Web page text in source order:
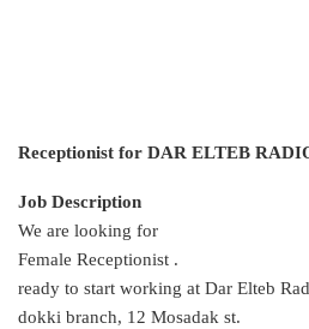
Receptionist for DAR ELTEB
Job Description
We are looking for
Female Receptionist .
ready to start working at Dar Elteb
dokki branch, 12 Mosadak st.